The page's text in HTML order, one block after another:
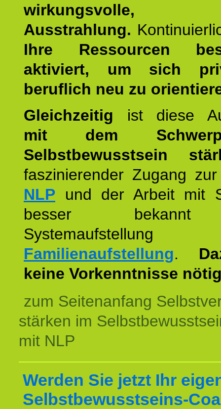
wirkungsvolle,
Ausstrahlung.
Ihre Ressourcen
aktiviert, um sich
beruflich neu zu
Gleichzeitig ist diese
mit dem
Selbstbewusstsein
faszinierender Zugang
NLP und der Arbeit mit
besser
Familienaufstellung.
keine Vorkenntnisse
zum Seitenanfang
stärken im
mit NLP
Werden Sie jetzt Ihr
Selbstbewusstseins-